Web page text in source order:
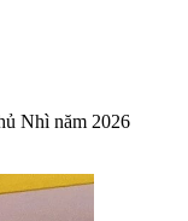
Nhì năm 2026